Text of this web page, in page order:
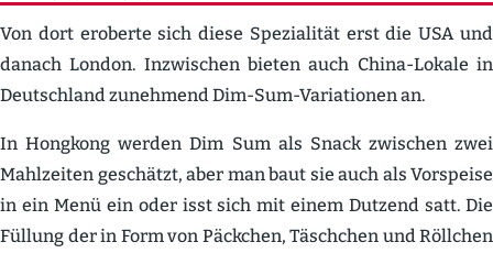
Von dort eroberte sich diese Spezia­lität erst die USA und
danach London. Inzwi­schen bieten auch China-Lokale in
Deutschland zunehmend Dim-Sum-Varia­tionen an.
In Hongkong werden Dim Sum als Snack zwischen zwei
Mahlzeiten geschätzt, aber man baut sie auch als Vorspeise
in ein Menü ein oder isst sich mit einem Dutzend satt. Die
Füllung der in Form von Päckchen, Täschchen und Röllchen